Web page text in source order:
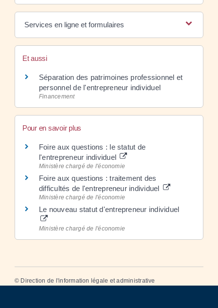
Services en ligne et formulaires
Et aussi
Séparation des patrimoines professionnel et
personnel de l'entrepreneur individuel
Financement
Pour en savoir plus
Foire aux questions : le statut de
l'entrepreneur individuel
Ministère chargé de l'économie
Foire aux questions : traitement des
difficultés de l'entrepreneur individuel
Ministère chargé de l'économie
Le nouveau statut d'entrepreneur individuel
Ministère chargé de l'économie
© Direction de l'information légale et administrative